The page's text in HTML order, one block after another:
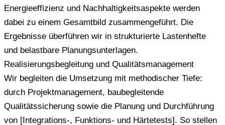
Energieeffizienz und Nachhaltigkeitsaspekte werden
dabei zu einem Gesamtbild zusammengeführt. Die
Ergebnisse überführen wir in strukturierte Lastenhefte
und belastbare Planungsunterlagen.
Realisierungsbegleitung und Qualitätsmanagement
Wir begleiten die Umsetzung mit methodischer Tiefe:
durch Projektmanagement, baubegleitende
Qualitätssicherung sowie die Planung und Durchführung
von [Integrations-, Funktions- und Härtetests]. So stellen